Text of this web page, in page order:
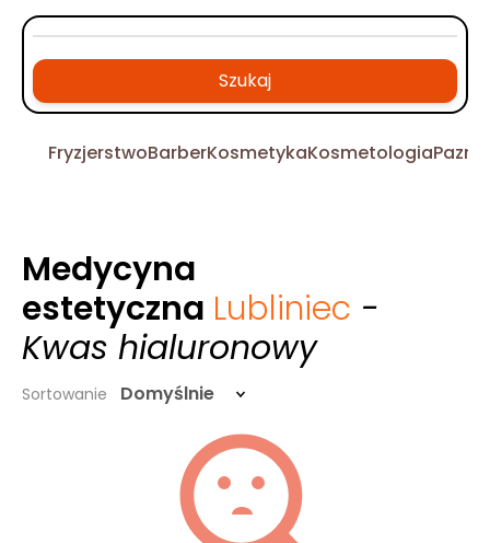
Szukaj
FryzjerstwoBarberKosmetykaKosmetologia
Medycyna
estetyczna Lubliniec -
Kwas hialuronowy
Sortowanie Domyślnie